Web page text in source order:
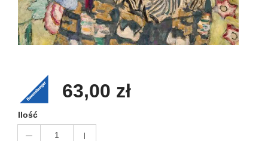
63,00 zł
Ilość
1